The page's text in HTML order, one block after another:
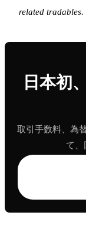
related tradables.
日本初
取引手数料、為
て、